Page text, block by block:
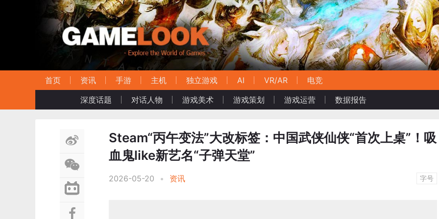
首页 资讯 手游 主机 独立游戏 AI VR/AR
电竞
深度话题
对话人物 游戏美术 游戏策划 游戏运营 数据报告
Steam“丙午变法”大改标签：中国武侠仙侠“首次上桌”！吸
血鬼like新艺名“子弹天堂”
2026-05-20 • 资讯 字号